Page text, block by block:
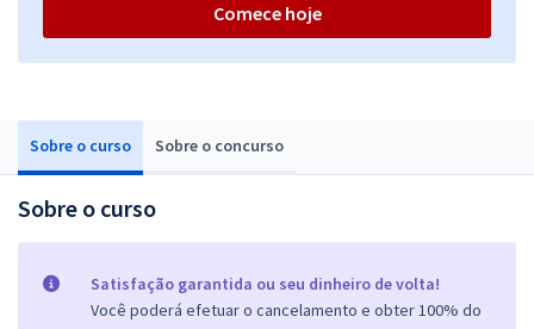
Sobre o curso Sobre o concurso
Sobre o curso
Satisfação garantida ou seu dinheiro de volta!
Você poderá efetuar o cancelamento e obter 100% do
Comece hoje